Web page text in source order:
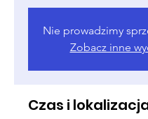
Nie prowadzimy
Zobacz inne
Czas i